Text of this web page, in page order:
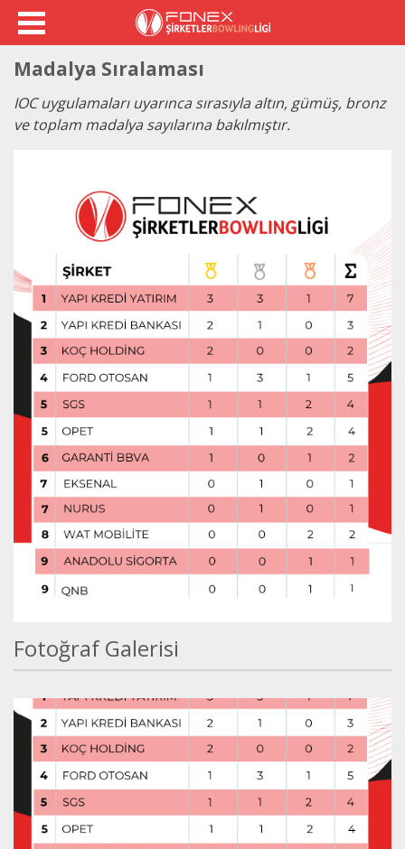
Madalya Sıralaması
IOC uygulamaları uyarınca sırasıyla altın, gümüş, bronz
ve toplam madalya sayılarına bakılmıştır.
Fotoğraf Galerisi